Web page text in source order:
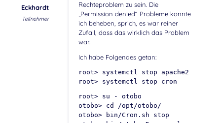
Eckhardt
Teilnehmer
Rechteproblem zu sein. Die
„Permission denied“ Probleme konnte
ich beheben, sprich, es war reiner
Zufall, dass das wirklich das Problem
war.
Ich habe Folgendes getan:
root> systemctl stop apache2
root> systemctl stop cron
root> su - otobo
otobo> cd /opt/otobo/
otobo> bin/Cron.sh stop